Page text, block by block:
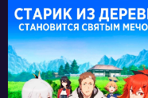
17932